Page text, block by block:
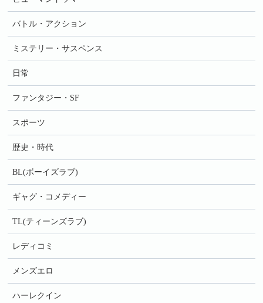
バトル・アクション
ミステリー・サスペンス
日常
ファンタジー・SF
スポーツ
歴史・時代
BL(ボーイズラブ)
ギャグ・コメディー
TL(ティーンズラブ)
レディコミ
メンズエロ
ハーレクイン